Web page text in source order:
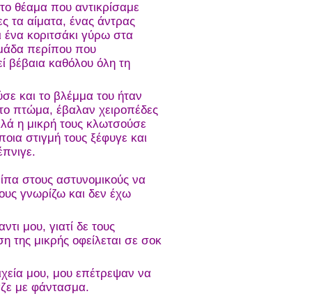
θέαμα που αντικρίσαμε
τα αίματα, ένας άντρας
ένα κοριτσάκι γύρω στα
περίπου που
βέβαια καθόλου όλη τη
και το βλέμμα του ήταν
πτώμα, έβαλαν χειροπέδες
η μικρή τους κλωτσούσε
στιγμή τους ξέφυγε και
στους αστυνομικούς να
γνωρίζω και δεν έχω
μου, γιατί δε τους
της μικρής οφείλεται σε σοκ
μου, μου επέτρεψαν να
με φάντασμα.